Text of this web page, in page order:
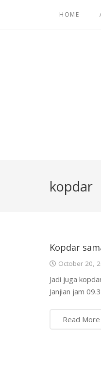
HOME
kopdar
Kopdar
October 20,
Jadi juga
Janjian jam
Read More